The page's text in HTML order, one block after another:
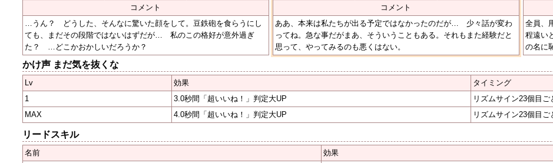
コメント
…うん？ どうした、そんなに驚いた顔をして。豆鉄砲を食らうにし
ても、まだその段階ではないはずだが… 私のこの格好が意外過ぎ
た？ …どこかおかしいだろうか？
コメント
ああ、本来は私たちが出る予定ではなかったのだが… 少々話が変わ
ってね。急な事だがまあ、そういうこともある。それもまた経験だと
思って、やってみるのも悪くはない。
全員、
程遠い
の名に
かけ声 まだ気を抜くな
Lv 効果
タイミング
1
3.0秒間「超いいね！」判定大UP リズムサイン23個目ご
MAX
4.0秒間「超いいね！」判定大UP リズムサイン23個目ご
リードスキル
名前
効果